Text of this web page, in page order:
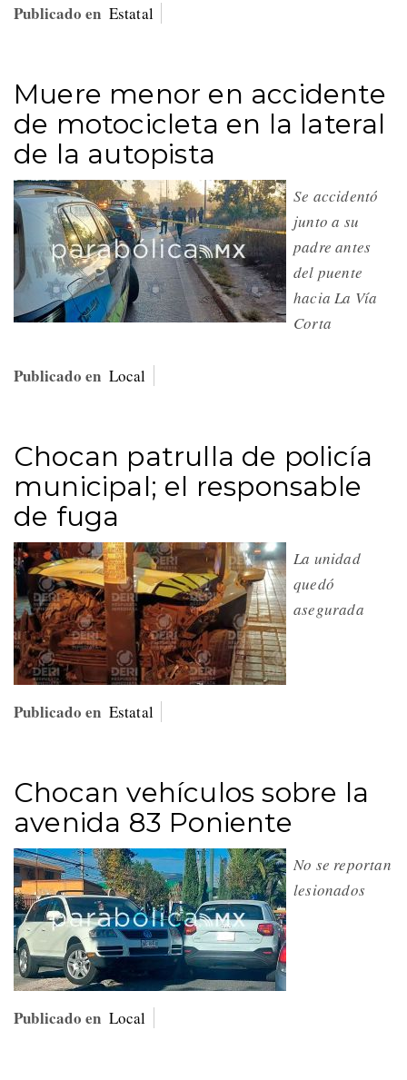
Publicado en Estatal
Muere menor en accidente
de motocicleta en la lateral
de la autopista
Se accidentó
junto a su
padre antes
del puente
hacia La Vía
Corta
Publicado en Local
Chocan patrulla de policía
municipal; el responsable
de fuga
La unidad
quedó
asegurada
Publicado en Estatal
Chocan vehículos sobre la
avenida 83 Poniente
No se reportan
lesionados
Publicado en Local